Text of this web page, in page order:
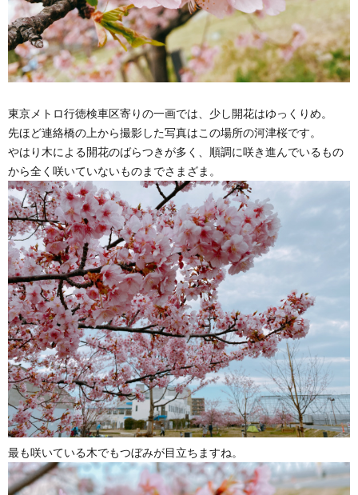
東京メトロ行徳検車区寄りの一画では、少し開花はゆっくりめ。
先ほど連絡橋の上から撮影した写真はこの場所の河津桜です。
やはり木による開花のばらつきが多く、順調に咲き進んでいるもの
から全く咲いていないものまでさまざま。
最も咲いている木でもつぼみが目立ちますね。